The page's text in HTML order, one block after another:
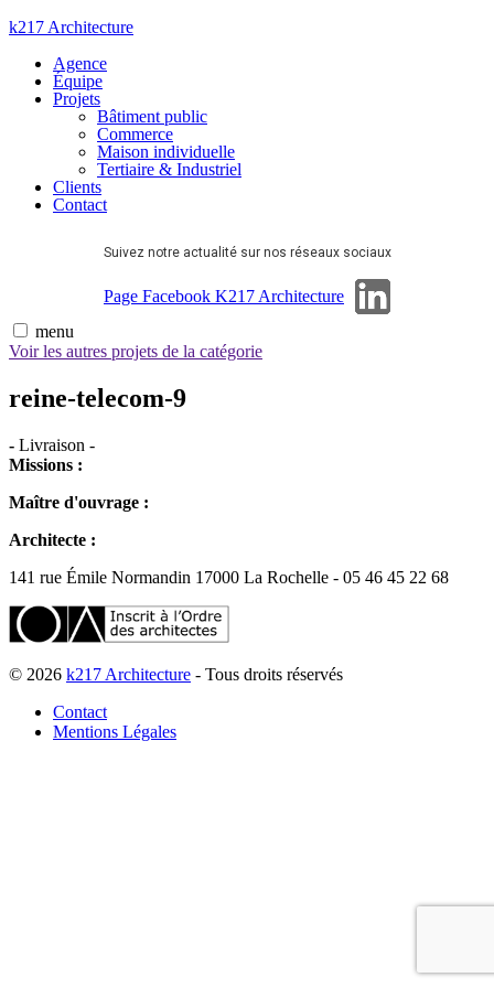
Aller
contenu
k217 Architecture
Agence
Équipe
Projets
Bâtiment public
Commerce
Maison individuelle
Tertiaire & Industriel
Clients
Contact
Suivez notre actualité sur nos réseaux sociaux
Page Facebook K217 Architecture
menu
Voir les autres projets de la catégorie
reine-telecom-9
- Livraison -
Missions :
Maître d'ouvrage :
Architecte :
141 rue Émile Normandin 17000 La Rochelle - 05 46 45 22 68
© 2026 k217 Architecture - Tous droits réservés
Contact
Mentions Légales